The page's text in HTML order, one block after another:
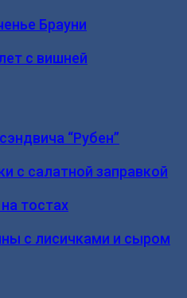
Брауни
с вишней
“Рубен”
с салатной заправкой
тостах
с лисичками и сыром